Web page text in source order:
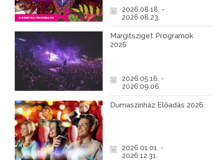
2026.08.18. -
2026.08.23.
Margitsziget Programok
2026
2026.05.16. -
2026.09.06.
Dumaszínház Előadás 2026
2026.01.01. -
2026.12.31.